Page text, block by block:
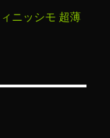
に
ニッシモ 超薄